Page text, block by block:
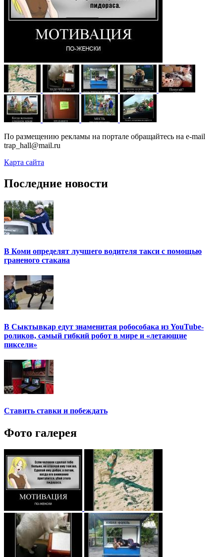
По размещению рекламы на портале обращайтесь на e-mail
trap_hall@mail.ru
Карта сайта
Последние новости
В Коми определят лучшего водителя такси с помощью
граненого стакана
В Сыктывкар едут знаменитая робособака из YouTube-
роликов, самый гибкий робот в мире и «летающие
пиксели»
Ставить ставки и побеждать
Фото галерея